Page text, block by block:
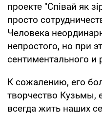
проекте "Спiвай як
просто
Человека
непростого, но при
сентиментального и
К сожалению, его
творчество Кузьмы,
всегда жить наших